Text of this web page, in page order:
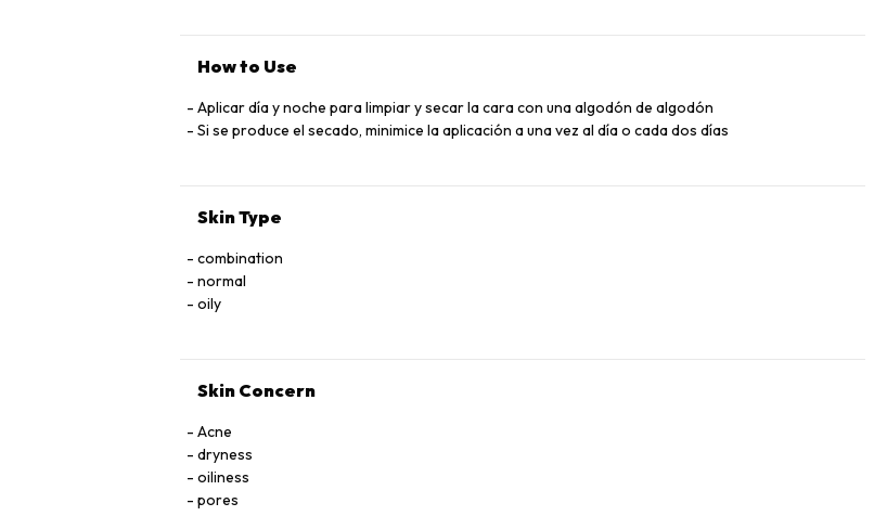
How to Use
Aplicar día y noche para limpiar y secar la cara con una algodón de algodón
Si se produce el secado, minimice la aplicación a una vez al día o cada dos días
Skin Type
combination
normal
oily
Skin Concern
Acne
dryness
oiliness
pores